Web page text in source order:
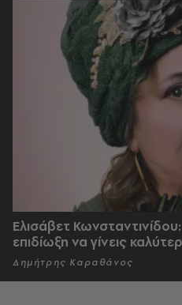
Ελισάβετ
επιδίωξη να γίνεις
Δημήτρης Καραθάνος